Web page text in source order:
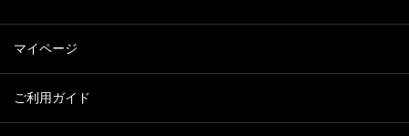
マイページ
ご利用ガイド